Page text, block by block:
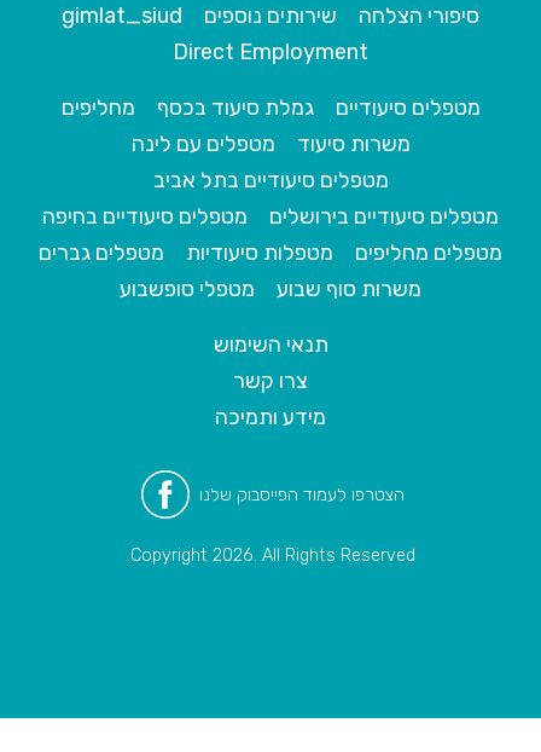
סיפורי הצלחה
שירותים נוספים
gimlat_siud
Direct Employment
מטפלים סיעודיים גמלת סיעוד בכסף
מחליפים
משרות סיעוד
מטפלים עם לינה
מטפלים סיעודיים בתל אביב
מטפלים סיעודיים בירושלים
מטפלים סיעודיים בחיפה
מטפלים מחליפים
מטפלות סיעודיות
מטפלים גברים
משרות סוף שבוע
מטפלי סופשבוע
תנאי השימוש
צרו קשר
מידע ותמיכה
הצטרפו לעמוד הפייסבוק שלנו
Copyright 2026. All Rights Reserved.